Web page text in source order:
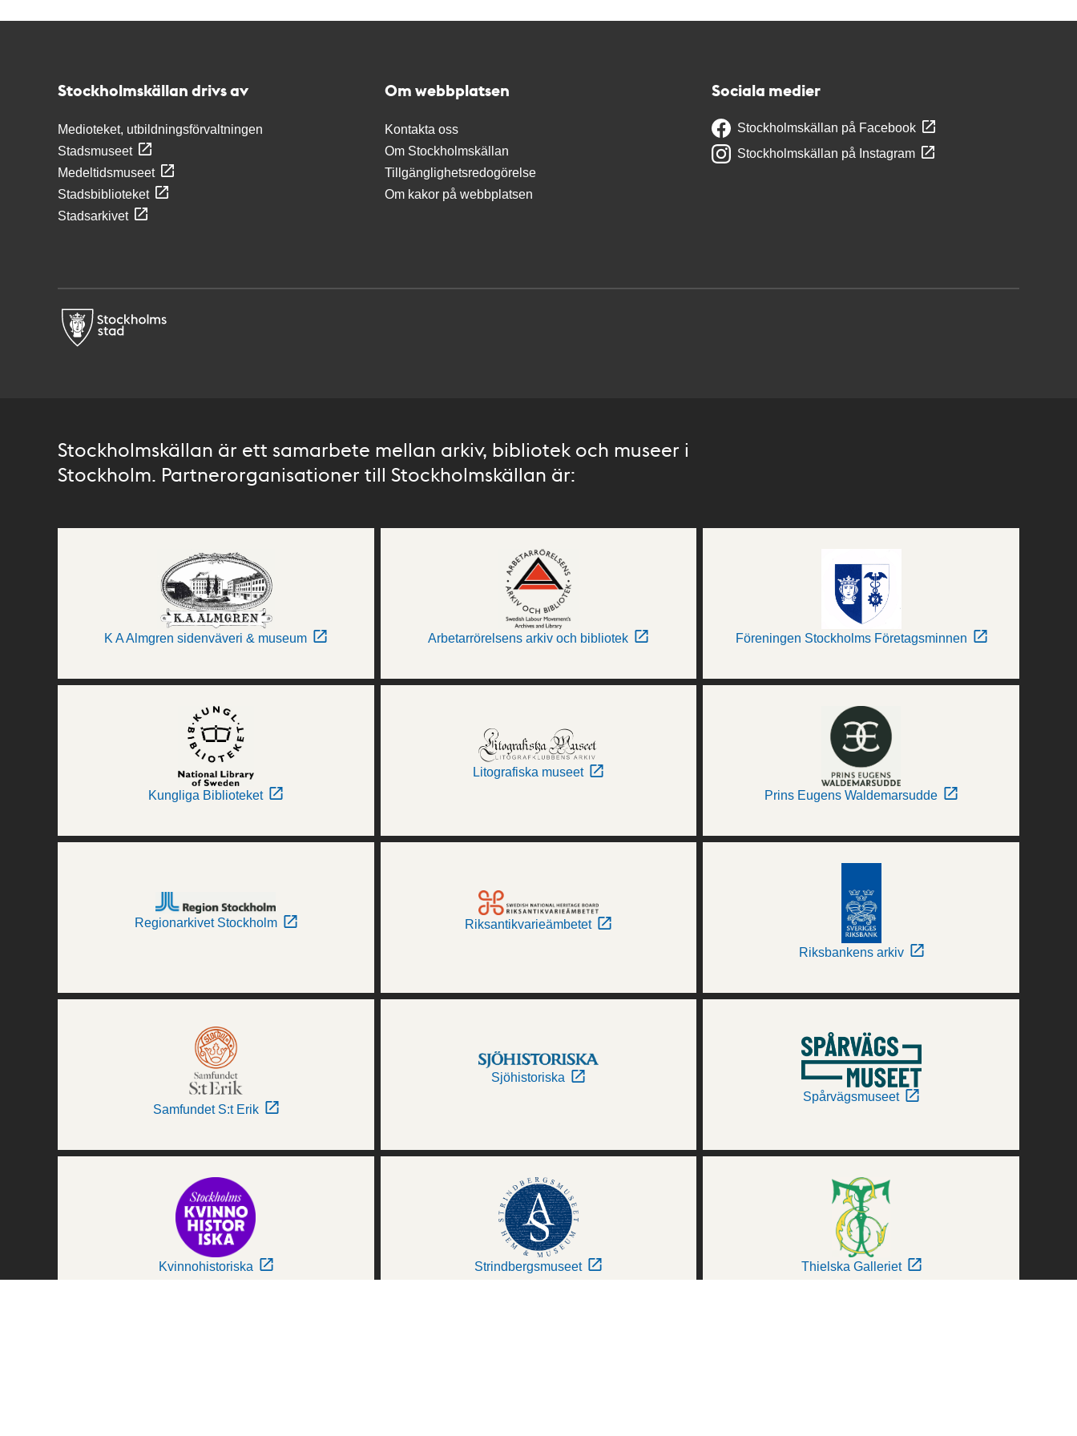
Stockholmskällan drivs av
Medioteket, utbildningsförvaltningen
Stadsmuseet
Medeltidsmuseet
Stadsbiblioteket
Stadsarkivet
Om webbplatsen
Kontakta oss
Om Stockholmskällan
Tillgänglighetsredogörelse
Om kakor på webbplatsen
Sociala medier
Stockholmskällan på Facebook
Stockholmskällan på Instagram
Stockholmskällan är ett samarbete mellan arkiv, bibliotek och museer i
Stockholm. Partnerorganisationer till Stockholmskällan är:
K A Almgren sidenväveri & museum Arbetarrörelsens arkiv och bibliotek Föreningen Stockholms Företagsminnen
Kungliga Biblioteket
Litografiska museet
Prins Eugens Waldemarsudde
Regionarkivet Stockholm Riksantikvarieämbetet
Riksbankens arkiv
Samfundet S:t Erik
Sjöhistoriska
Spårvägsmuseet
Kvinnohistoriska Strindbergsmuseet Thielska Galleriet